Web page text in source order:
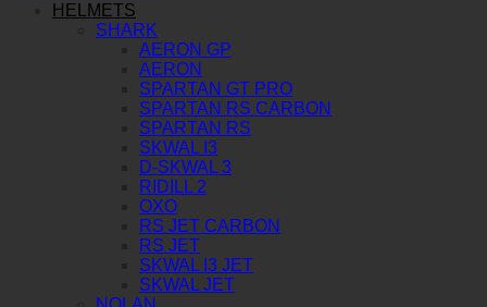
HELMETS
SHARK
AERON GP
AERON
SPARTAN GT PRO
SPARTAN RS CARBON
SPARTAN RS
SKWAL I3
D-SKWAL 3
RIDILL 2
OXO
RS JET CARBON
RS JET
SKWAL I3 JET
SKWAL JET